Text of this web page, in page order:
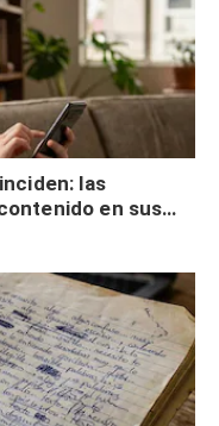
las
en sus
validación